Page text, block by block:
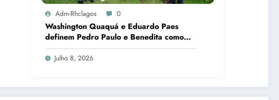
Adm-Rhclagos 0
Washington Quaquá e Eduardo Paes
definem Pedro Paulo e Benedita como
candidatos ao Senado no Rio
Julho 8, 2026